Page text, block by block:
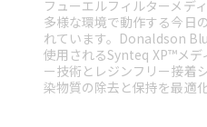
フューエルフィルターメデ
多様な環境で動作する今日
れています。Donaldson
使用されるSynteq XP™メデ
ー技術とレジンフリー接着
染物質の除去と保持を最適化